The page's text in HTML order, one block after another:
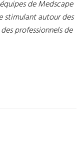
de Medscape
stimulant autour des
professionnels de